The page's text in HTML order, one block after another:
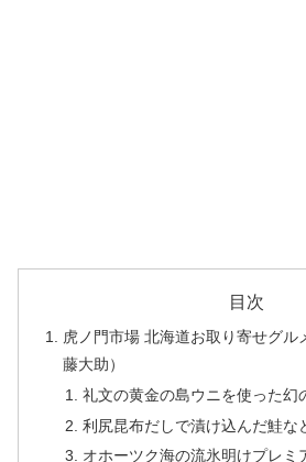
目次
虎ノ門市場 北海道お取り寄せグル
藤大助）
礼文の黄金の島ウニを使った幻
利尻昆布だしで漬け込んだ鮭な
オホーツク海の流氷明けプレミ